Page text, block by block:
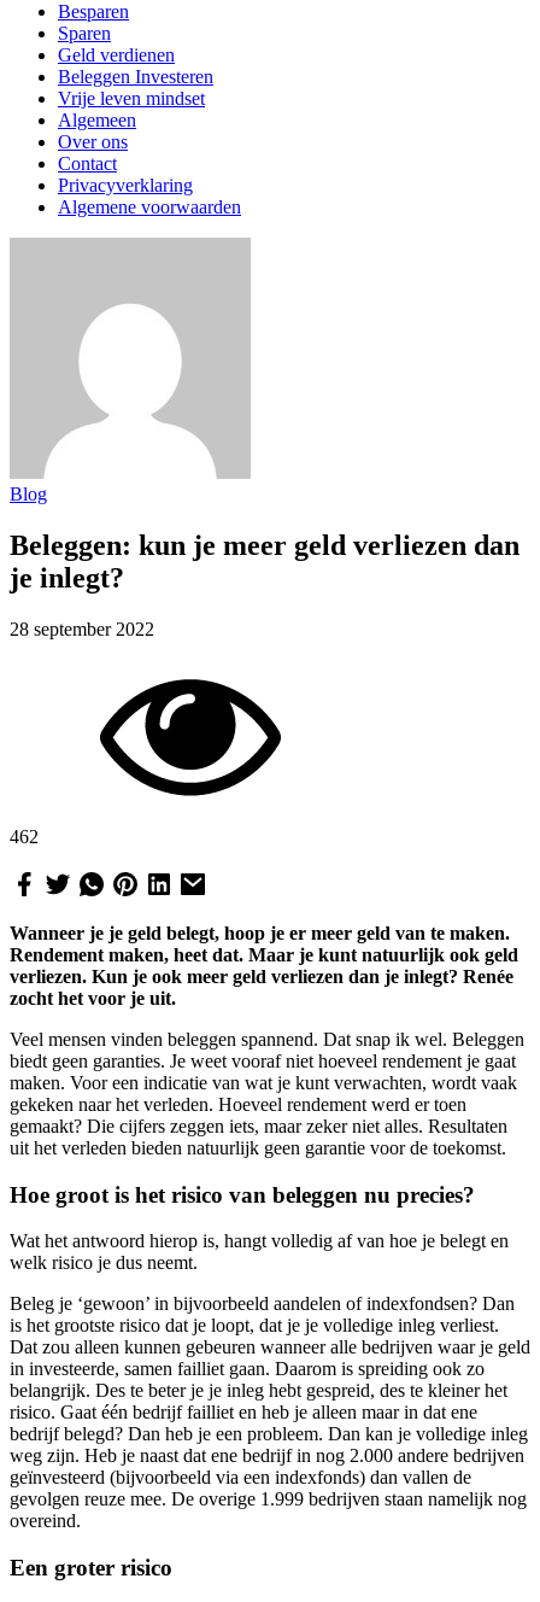
Besparen
Sparen
Geld verdienen
Beleggen Investeren
Vrije leven mindset
Algemeen
Over ons
Contact
Privacyverklaring
Algemene voorwaarden
Blog
Beleggen: kun je meer geld verliezen dan
je inlegt?
28 september 2022
462
Wanneer je je geld belegt, hoop je er meer geld van te maken.
Rendement maken, heet dat. Maar je kunt natuurlijk ook geld
verliezen. Kun je ook meer geld verliezen dan je inlegt? Renée
zocht het voor je uit.
Veel mensen vinden beleggen spannend. Dat snap ik wel. Beleggen
biedt geen garanties. Je weet vooraf niet hoeveel rendement je gaat
maken. Voor een indicatie van wat je kunt verwachten, wordt vaak
gekeken naar het verleden. Hoeveel rendement werd er toen
gemaakt? Die cijfers zeggen iets, maar zeker niet alles. Resultaten
uit het verleden bieden natuurlijk geen garantie voor de toekomst.
Hoe groot is het risico van beleggen nu precies?
Wat het antwoord hierop is, hangt volledig af van hoe je belegt en
welk risico je dus neemt.
Beleg je ‘gewoon’ in bijvoorbeeld aandelen of indexfondsen? Dan
is het grootste risico dat je loopt, dat je je volledige inleg verliest.
Dat zou alleen kunnen gebeuren wanneer alle bedrijven waar je geld
in investeerde, samen failliet gaan. Daarom is spreiding ook zo
belangrijk. Des te beter je je inleg hebt gespreid, des te kleiner het
risico. Gaat één bedrijf failliet en heb je alleen maar in dat ene
bedrijf belegd? Dan heb je een probleem. Dan kan je volledige inleg
weg zijn. Heb je naast dat ene bedrijf in nog 2.000 andere bedrijven
geïnvesteerd (bijvoorbeeld via een indexfonds) dan vallen de
gevolgen reuze mee. De overige 1.999 bedrijven staan namelijk nog
overeind.
Een groter risico